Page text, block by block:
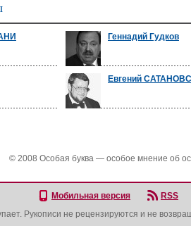
Геннадий Гудков
Евгений
© 2008 Особая буква — особое мнение об
Мобильная версия
RSS
Рукописи не рецензируются и не